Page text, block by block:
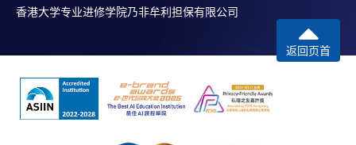
香港大学专业进修学院乃非牟利担保有限公司
返回页首